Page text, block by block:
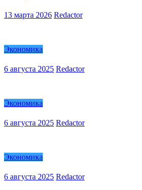
13 марта 2026 Redactor
Экономика
6 августа 2025 Redactor
Экономика
6 августа 2025 Redactor
Экономика
6 августа 2025 Redactor